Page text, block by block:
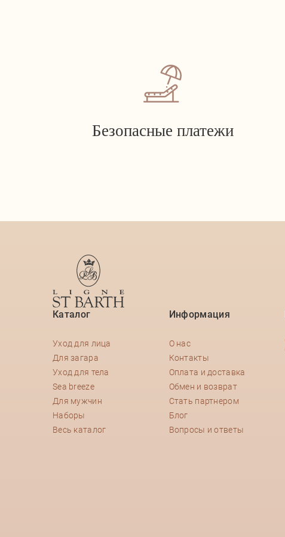
Безопасные платежи
Каталог
Уход для лица
Для загара
Уход для тела
Sea breeze
Для мужчин
Наборы
Весь каталог
Информация
О нас
Контакты
Оплата и доставка
Обмен и возврат
Стать партнером
Блог
Вопросы и ответы